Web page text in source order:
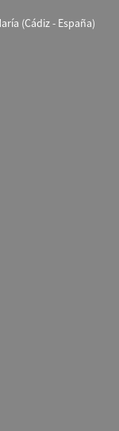
(Cádiz - España)